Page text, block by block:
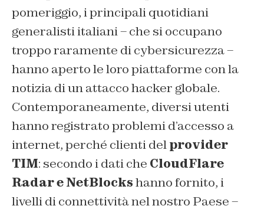
pomeriggio, i principali quotidiani
generalisti italiani – che si occupano
troppo raramente di cybersicurezza –
hanno aperto le loro piattaforme con la
notizia di un attacco hacker globale.
Contemporaneamente, diversi utenti
hanno registrato problemi d’accesso a
internet, perché clienti delprovider
TIM: secondo i dati che CloudFlare
Radar e NetBlockshanno fornito, i
livelli di connettività nel nostro Paese –